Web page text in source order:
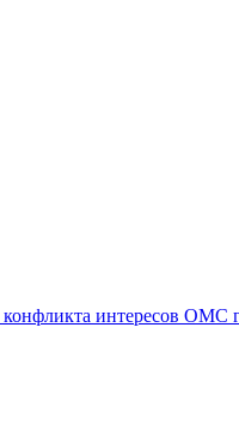
интересов ОМС